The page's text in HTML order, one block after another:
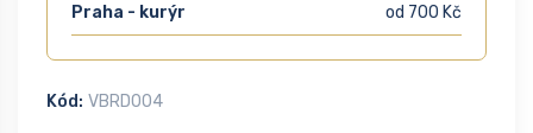
Praha - kurýr od 700 Kč
Kód: VBRD004